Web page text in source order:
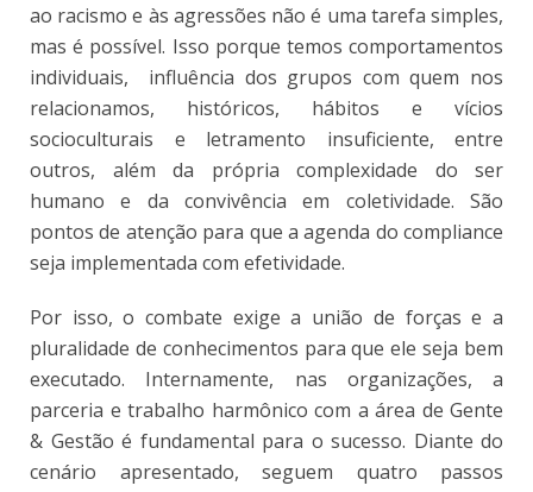
ao racismo e às agressões não é uma tarefa simples,
mas é possível. Isso porque temos comportamentos
individuais, influência dos grupos com quem nos
relacionamos, históricos, hábitos e vícios
socioculturais e letramento insuficiente, entre
outros, além da própria complexidade do ser
humano e da convivência em coletividade. São
pontos de atenção para que a agenda do compliance
seja implementada com efetividade.
Por isso, o combate exige a união de forças e a
pluralidade de conhecimentos para que ele seja bem
executado. Internamente, nas organizações, a
parceria e trabalho harmônico com a área de Gente
& Gestão é fundamental para o sucesso. Diante do
cenário apresentado, seguem quatro passos